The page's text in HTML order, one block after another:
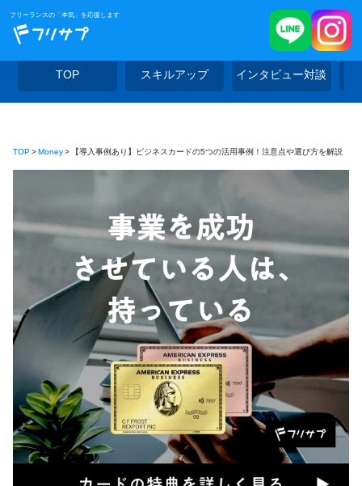
フリーランスの「本気」を応援します
TOP スキルアップ インタビュー対談
TOP Money 【導入事例あり】ビジネスカードの5つの活用事例！注意点や選び方を解説